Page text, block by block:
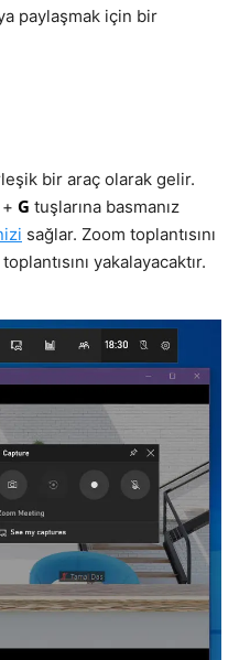
paylaşmak için bir
bir araç olarak gelir.
+ G tuşlarına basmanız
sağlar. Zoom toplantısını
yakalayacaktır.